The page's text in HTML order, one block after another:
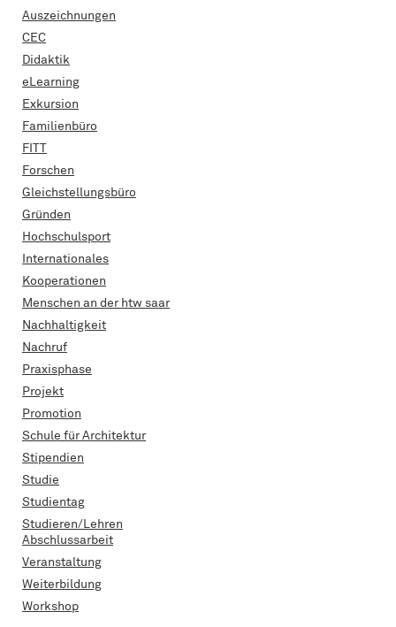
Auszeichnungen
CEC
Didaktik
eLearning
Exkursion
Familienbüro
FITT
Forschen
Gleichstellungsbüro
Gründen
Hochschulsport
Internationales
Kooperationen
Menschen an der htw saar
Nachhaltigkeit
Nachruf
Praxisphase
Projekt
Promotion
Schule für Architektur
Stipendien
Studie
Studientag
Studieren/Lehren
Abschlussarbeit
Veranstaltung
Weiterbildung
Workshop